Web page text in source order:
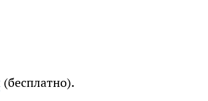
(бесплатно).